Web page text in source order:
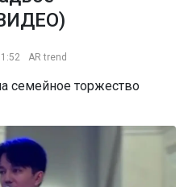
AR trend
семейное торжество